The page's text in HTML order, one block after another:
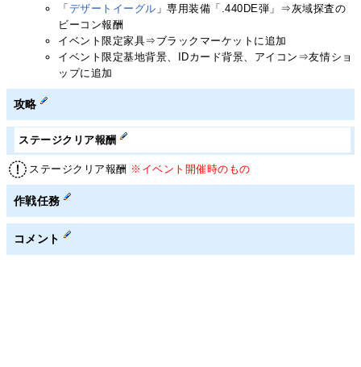
「デザートイーグル 」専用装備「.440DE弾」⇒灰域探査の
ビーコン報酬
イベント限定家具⇒ブラックマーケットに追加
イベント限定基地背景、IDカード背景、アイコン⇒友情ショ
ップに追加
攻略
ステージクリア報酬
ステージクリア報酬 ※イベント開催時のもの
作戦任務
コメント